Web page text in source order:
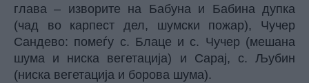
глава – изворите на Бабуна и Бабина дупка
(чад во карпест дел, шумски пожар), Чучер
Сандево: помеѓу с. Блаце и с. Чучер (мешана
шума и ниска вегетација) и Сарај, с. Љубин
(ниска вегетација и борова шума).